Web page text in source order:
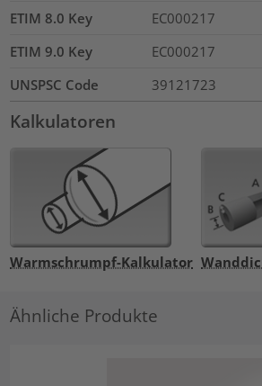
ETIM 8.0 Key
EC000217
ETIM 9.0 Key
EC000217
UNSPSC Code
39121723
Kalkulatoren
Warmschrumpf-Kalkulator
Ähnliche Produkte